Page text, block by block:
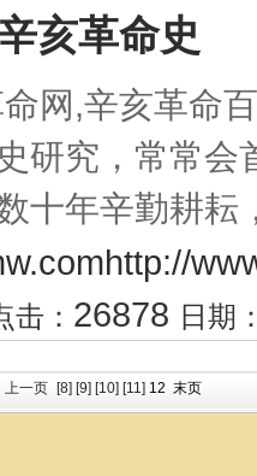
亥革命史
网,辛亥革命
研究，常常
十年辛勤耕耘
击： 26878 日期
上一页 [8] [9] [10] [11] 12 末页